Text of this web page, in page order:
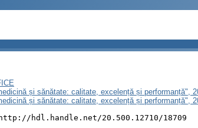
și sănătate: calitate, excelență și performanță",
și sănătate: calitate, excelență și performanță",
http://hdl.handle.net/20.500.12710/18709